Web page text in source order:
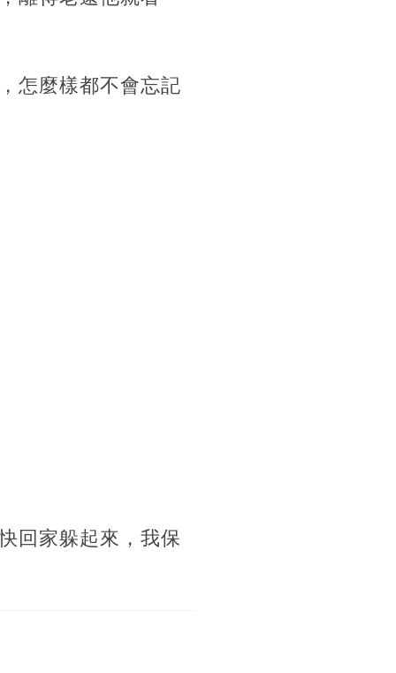
怎麼樣都不會忘記
回家躲起來，我保